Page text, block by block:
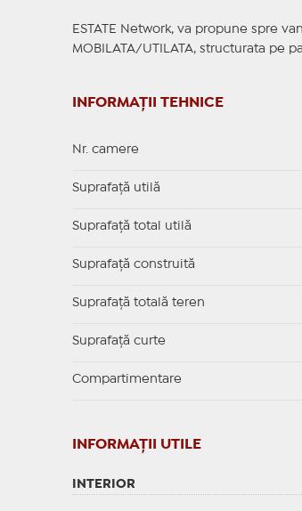
ESTATE Network, va propune spre
MOBILATA/UTILATA, structurata pe
INFORMAȚII TEHNICE
Nr. camere
Suprafaţă utilă
Suprafaţă total utilă
Suprafaţă construită
Suprafață totală teren
Suprafaţă curte
Compartimentare
INFORMAŢII UTILE
INTERIOR